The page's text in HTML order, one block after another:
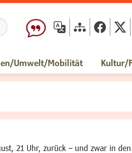
Formularschaltfläche
Umwelt/Mobilität Kultur/
21 Uhr, zurück – und zwar in